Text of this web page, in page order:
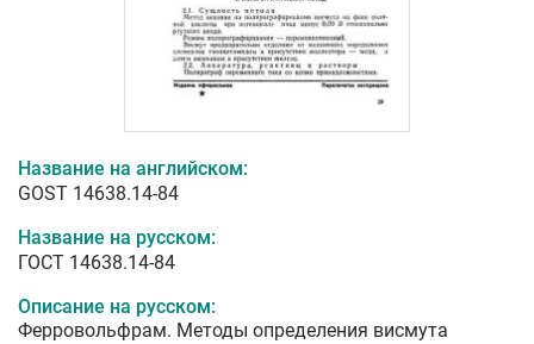
Название на английском:
GOST 14638.14-84
Название на русском:
ГОСТ 14638.14-84
Описание на русском:
Ферровольфрам. Методы определения висмута